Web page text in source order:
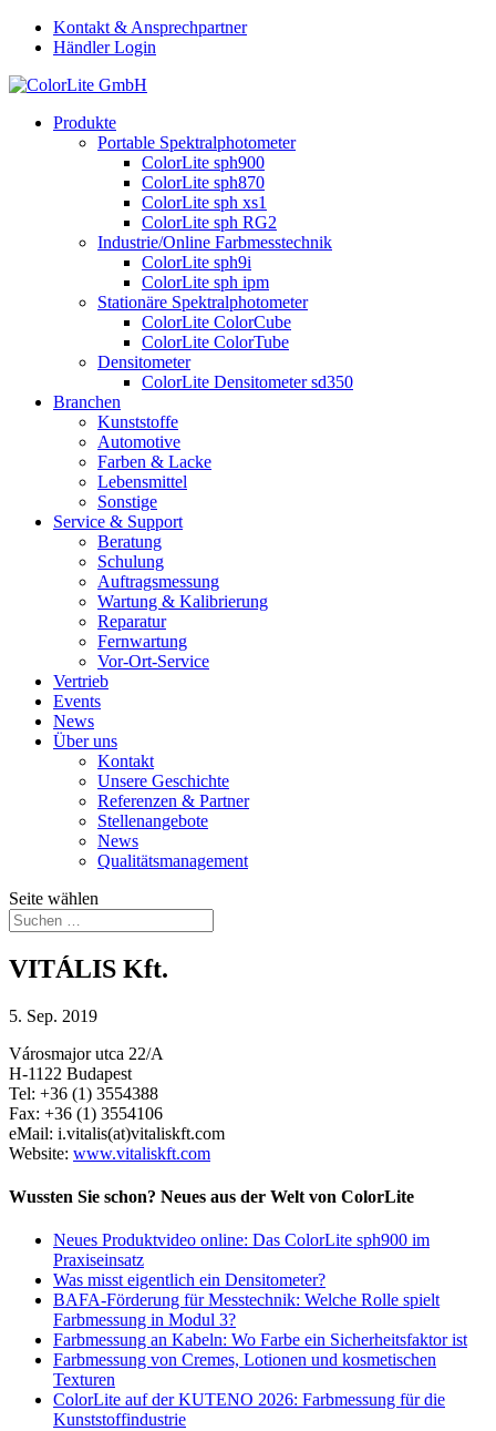
Kontakt & Ansprechpartner
Händler Login
Produkte
Portable Spektralphotometer
ColorLite sph900
ColorLite sph870
ColorLite sph xs1
ColorLite sph RG2
Industrie/Online Farbmesstechnik
ColorLite sph9i
ColorLite sph ipm
Stationäre Spektralphotometer
ColorLite ColorCube
ColorLite ColorTube
Densitometer
ColorLite Densitometer sd350
Branchen
Kunststoffe
Automotive
Farben & Lacke
Lebensmittel
Sonstige
Service & Support
Beratung
Schulung
Auftragsmessung
Wartung & Kalibrierung
Reparatur
Fernwartung
Vor-Ort-Service
Vertrieb
Events
News
Über uns
Kontakt
Unsere Geschichte
Referenzen & Partner
Stellenangebote
News
Qualitätsmanagement
Seite wählen
VITÁLIS Kft.
5. Sep. 2019
Városmajor utca 22/A
H-1122 Budapest
Tel: +36 (1) 3554388
Fax: +36 (1) 3554106
eMail: i.vitalis(at)vitaliskft.com
Website: www.vitaliskft.com
Wussten Sie schon? Neues aus der Welt von ColorLite
Neues Produktvideo online: Das ColorLite sph900 im
Praxiseinsatz
Was misst eigentlich ein Densitometer?
BAFA-Förderung für Messtechnik: Welche Rolle spielt
Farbmessung in Modul 3?
Farbmessung an Kabeln: Wo Farbe ein Sicherheitsfaktor ist
Farbmessung von Cremes, Lotionen und kosmetischen
Texturen
ColorLite auf der KUTENO 2026: Farbmessung für die
Kunststoffindustrie